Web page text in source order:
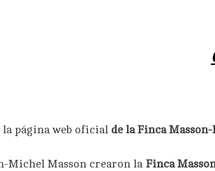
página web oficial de la Finca
Michel Masson crearon la Finca